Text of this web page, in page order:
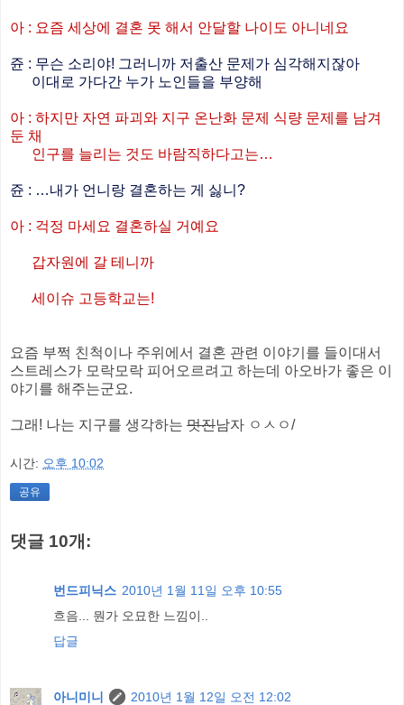
아 : 요즘 세상에 결혼 못 해서 안달할 나이도 아니네요
쥰 : 무슨 소리야! 그러니까 저출산 문제가 심각해지잖아
이대로 가다간 누가 노인들을 부양해
아 : 하지만 자연 파괴와 지구 온난화 문제 식량 문제를 남겨
둔 채
인구를 늘리는 것도 바람직하다고는…
쥰 : …내가 언니랑 결혼하는 게 싫니?
아 : 걱정 마세요 결혼하실 거예요
갑자원에 갈 테니까
세이슈 고등학교는!
요즘 부쩍 친척이나 주위에서 결혼 관련 이야기를 들이대서
스트레스가 모락모락 피어오르려고 하는데 아오바가 좋은 이
야기를 해주는군요.
그래! 나는 지구를 생각하는 멋진남자 ㅇㅅㅇ/
시간: 오후 10:02
공유
댓글 10개:
번드피닉스 2010년 1월 11일 오후 10:55
흐음... 뭔가 오묘한 느낌이..
답글
아니미니
2010년 1월 12일 오전 12:02